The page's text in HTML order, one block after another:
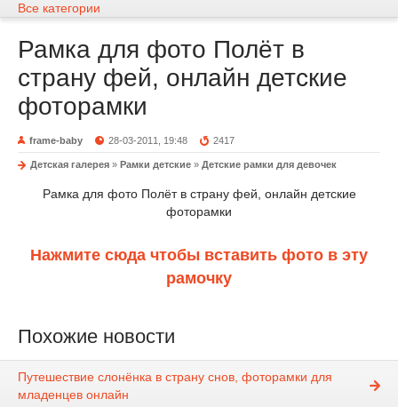
Все категории
Рамка для фото Полёт в
страну фей, онлайн детские
фоторамки
frame-baby 28-03-2011, 19:48 2417
Детская галерея » Рамки детские » Детские рамки для девочек
Рамка для фото Полёт в страну фей, онлайн детские
фоторамки
Нажмите сюда чтобы вставить фото в эту
рамочку
Похожие новости
Путешествие слонёнка в страну снов, фоторамки для
младенцев онлайн